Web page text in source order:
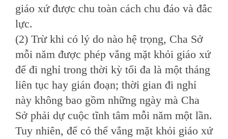
giáo xứ được chu toàn cách chu đáo và đắc
lực.
(2) Trừ khi có lý do nào hệ trọng, Cha Sở
mỗi năm được phép vắng mặt khỏi giáo xứ
để đi nghỉ trong thời kỳ tối đa là một tháng
liên tục hay gián đoạn; thời gian đi nghỉ
này không bao gồm những ngày mà Cha
Sở phải dự cuộc tĩnh tâm mỗi năm một lần.
Tuy nhiên, để có thể vắng mặt khỏi giáo xứ